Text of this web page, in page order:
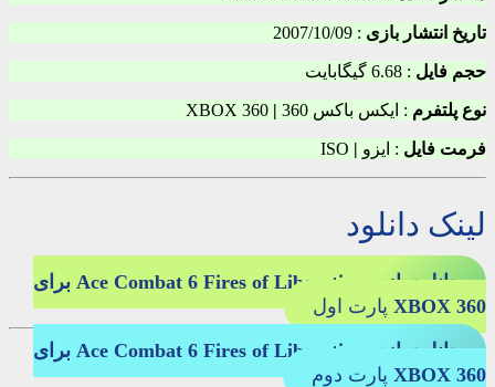
تاریخ انتشار بازی : 2007/10/09
حجم فایل : 6.68 گیگابایت
نوع پلتفرم : ایکس باکس 360 |
فرمت فایل : ایزو |
لینک دانلود
دانلود بازی Ace Combat 6 Fires of Liberation برای
XBOX 360 پارت اول
دانلود بازی Ace Combat 6 Fires of Liberation برای
XBOX 360 پارت دوم